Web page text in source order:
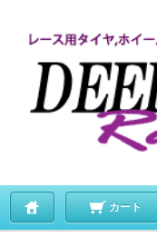
カート